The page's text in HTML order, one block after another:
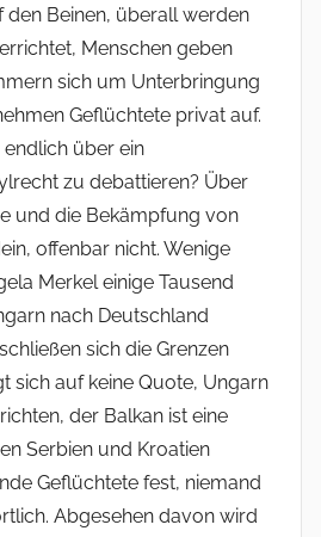
den Beinen, überall werden
Menschen geben
sich um Unterbringung
Geflüchtete privat auf.
endlich über ein
zu debattieren? Über
und die Bekämpfung von
offenbar nicht. Wenige
Merkel einige Tausend
nach Deutschland
sich die Grenzen
sich auf keine Quote, Ungarn
der Balkan ist eine
Serbien und Kroatien
Geflüchtete fest, niemand
Abgesehen davon wird